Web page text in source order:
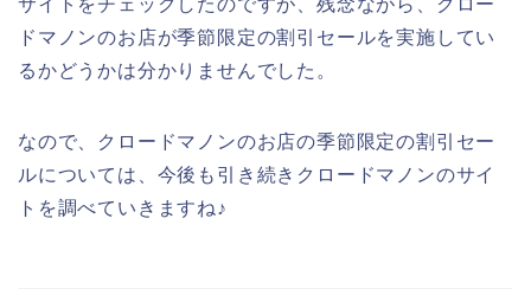
ドマノンのお店が季節限定の割引セールを実施してい
るかどうかは分かりませんでした。
なので、クロードマノンのお店の季節限定の割引セー
ルについては、今後も引き続きクロードマノンのサイ
トを調べていきますね♪